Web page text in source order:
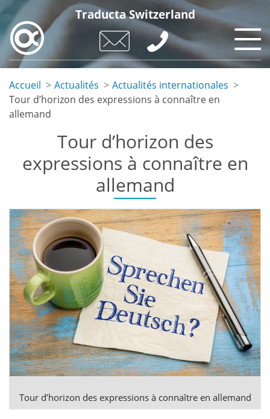
Aller
au
contenu
principal
Traducta Switzerland
Accueil Actualités
Actualités internationales
Tour d’horizon des expressions à connaître en
allemand
Tour d’horizon des
expressions à connaître en
allemand
Tour d’horizon des expressions à connaître en allemand